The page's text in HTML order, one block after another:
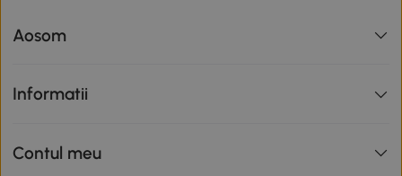
Aosom
Informatii
Contul meu